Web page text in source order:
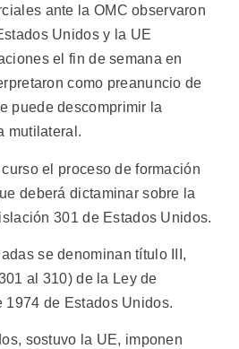
ante la OMC observaron
Unidos y la UE
el fin de semana en
como preanuncio de
puede descomprimir la
mutilateral.
el proceso de formación
deberá dictaminar sobre la
301 de Estados Unidos.
se denominan título III,
al 310) de la Ley de
1974 de Estados Unidos.
sostuvo la UE, imponen